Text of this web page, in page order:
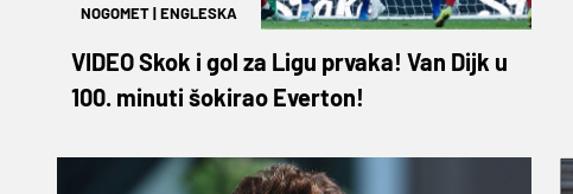
NOGOMET|ENGLESKA
VIDEO Skok i gol za Ligu prvaka! Van Dijk u
100. minuti šokirao Everton!